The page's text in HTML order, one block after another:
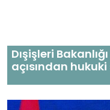
Dışişleri
açısından